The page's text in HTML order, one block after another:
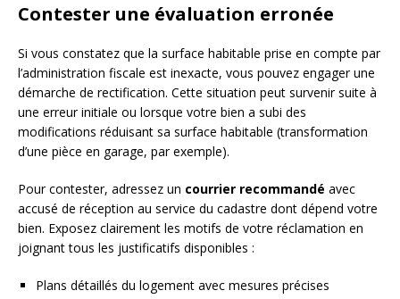
Contester une évaluation erronée
Si vous constatez que la surface habitable prise en compte par
l’administration fiscale est inexacte, vous pouvez engager une
démarche de rectification. Cette situation peut survenir suite à
une erreur initiale ou lorsque votre bien a subi des
modifications réduisant sa surface habitable (transformation
d’une pièce en garage, par exemple).
Pour contester, adressez un courrier recommandé avec
accusé de réception au service du cadastre dont dépend votre
bien. Exposez clairement les motifs de votre réclamation en
joignant tous les justificatifs disponibles :
Plans détaillés du logement avec mesures précises